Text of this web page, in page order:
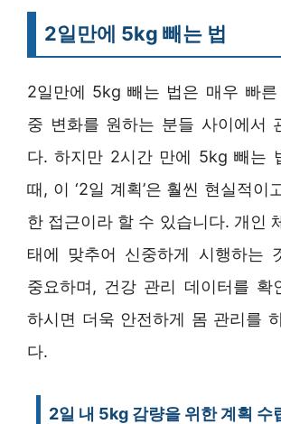
2일만에 5kg 빼는 법
2일만에 5kg 빼는 법은 매우 빠
중 변화를 원하는 분들 사이에서
다. 하지만 2시간 만에 5kg 빼는
때, 이 ‘2일 계획’은 훨씬 현실적이
한 접근이라 할 수 있습니다. 개인
태에 맞추어 신중하게 시행하는
중요하며, 건강 관리 데이터를 확
하시면 더욱 안전하게 몸 관리를
다.
2일 내 5kg 감량을 위한 계획 수